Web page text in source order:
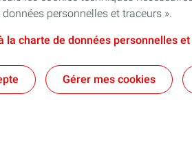
données personnelles et traceurs ».
la charte de données personnelles
Gérer mes cookies